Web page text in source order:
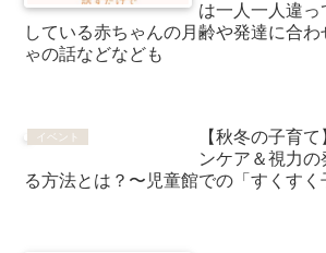
は一人一人違
している赤ちゃんの月齢や発達に合
ゃの話などなども
イベント
【秋冬の子育
ンケア＆視力
る方法とは？〜児童館での「すくすく